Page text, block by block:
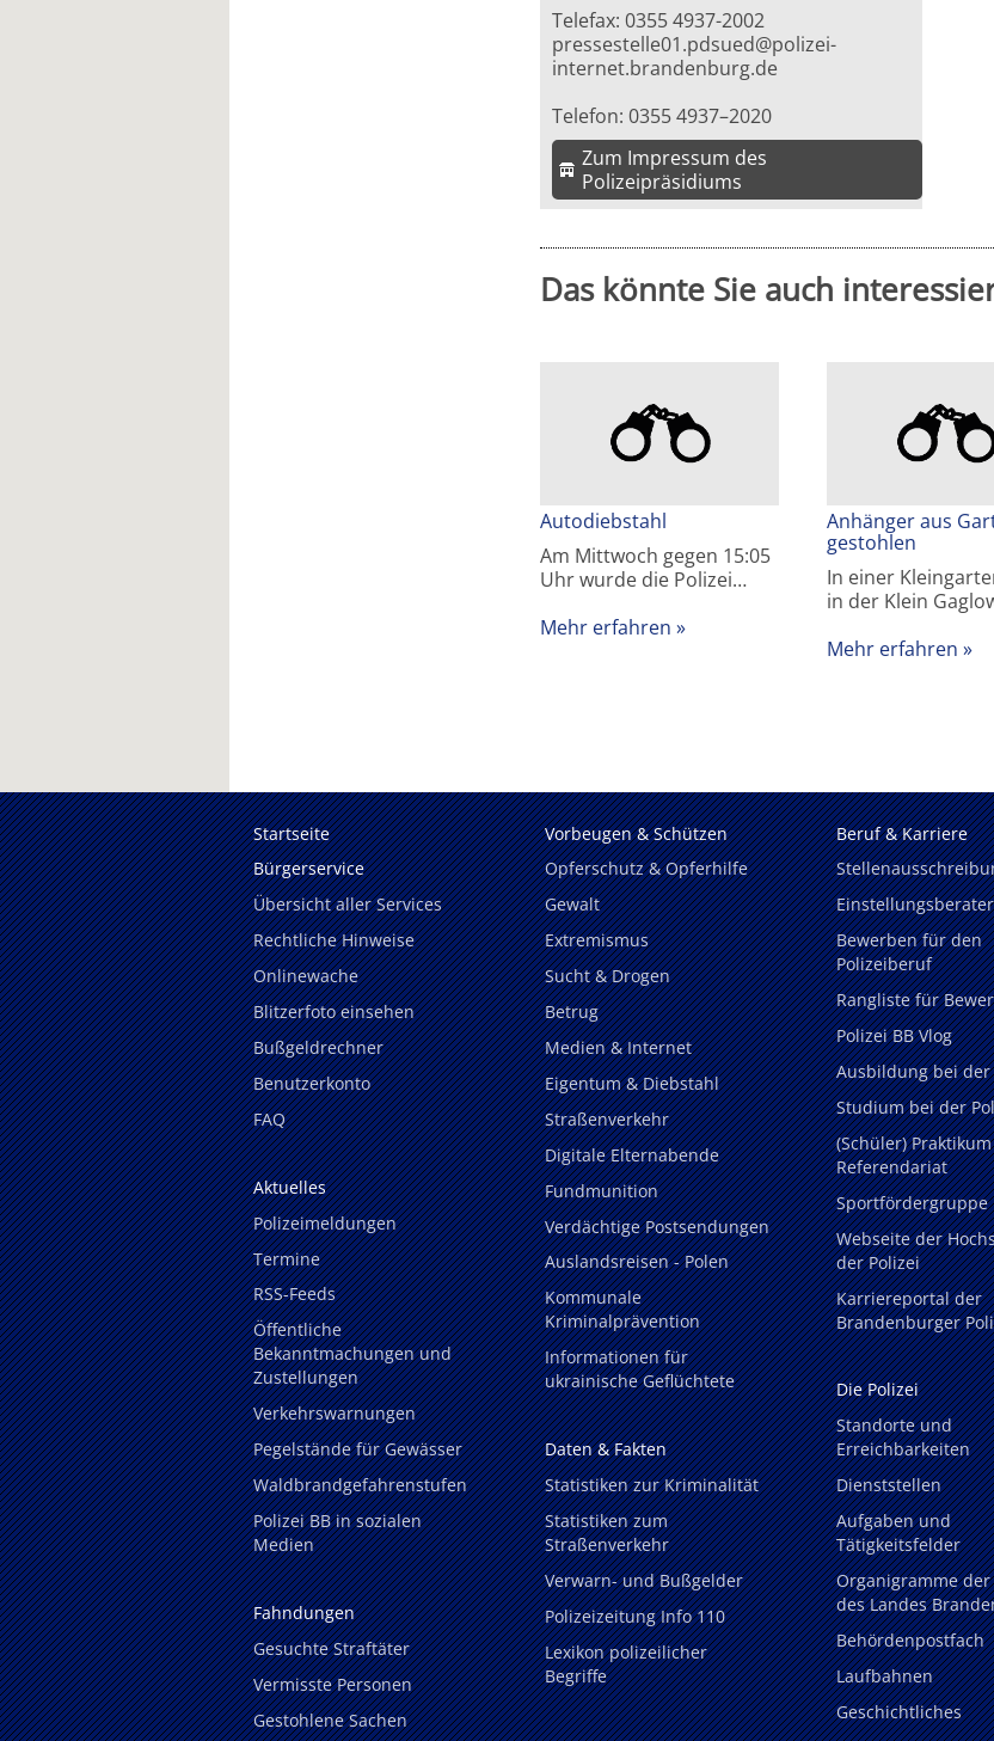
Telefax: 0355 4937-2002
pressestelle01.pdsued@polizei-
internet.brandenburg.de
Telefon: 0355 4937–2020
Zum Impressum des
Polizeipräsidiums
Das könnte Sie auch
Autodiebstahl
Am Mittwoch gegen 15:05
Uhr wurde die Polizei…
Mehr erfahren
Anhänger aus
gestohlen
In einer
in der Klein
Mehr erfahren
Startseite
Bürgerservice
Übersicht aller Services
Rechtliche Hinweise
Onlinewache
Blitzerfoto einsehen
Bußgeldrechner
Benutzerkonto
FAQ
Aktuelles
Polizeimeldungen
Termine
RSS-Feeds
Öffentliche
Bekanntmachungen und
Zustellungen
Verkehrswarnungen
Pegelstände für Gewässer
Waldbrandgefahrenstufen
Polizei BB in sozialen
Medien
Fahndungen
Gesuchte Straftäter
Vermisste Personen
Gestohlene Sachen
Vorbeugen & Schützen
Opferschutz & Opferhilfe
Gewalt
Extremismus
Sucht & Drogen
Betrug
Medien & Internet
Eigentum & Diebstahl
Straßenverkehr
Digitale Elternabende
Fundmunition
Verdächtige Postsendungen
Auslandsreisen - Polen
Kommunale
Kriminalprävention
Informationen für
ukrainische Geflüchtete
Daten & Fakten
Statistiken zur Kriminalität
Statistiken zum
Straßenverkehr
Verwarn- und Bußgelder
Polizeizeitung Info 110
Lexikon polizeilicher
Begriffe
Beruf & Karriere
Einstellungsberater
Bewerben für den
Polizeiberuf
Rangliste für
Polizei BB Vlog
Ausbildung bei der
Studium bei der
(Schüler)
Referendariat
Sportfördergruppe
Webseite der
der Polizei
Karriereportal der
Brandenburger
Die Polizei
Standorte und
Erreichbarkeiten
Dienststellen
Aufgaben und
Tätigkeitsfelder
Organigramme der
des Landes
Behördenpostfach
Laufbahnen
Geschichtliches